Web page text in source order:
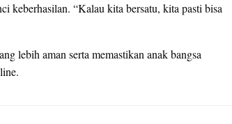
keberhasilan. “Kalau kita bersatu, kita pasti bisa
lebih aman serta memastikan anak bangsa